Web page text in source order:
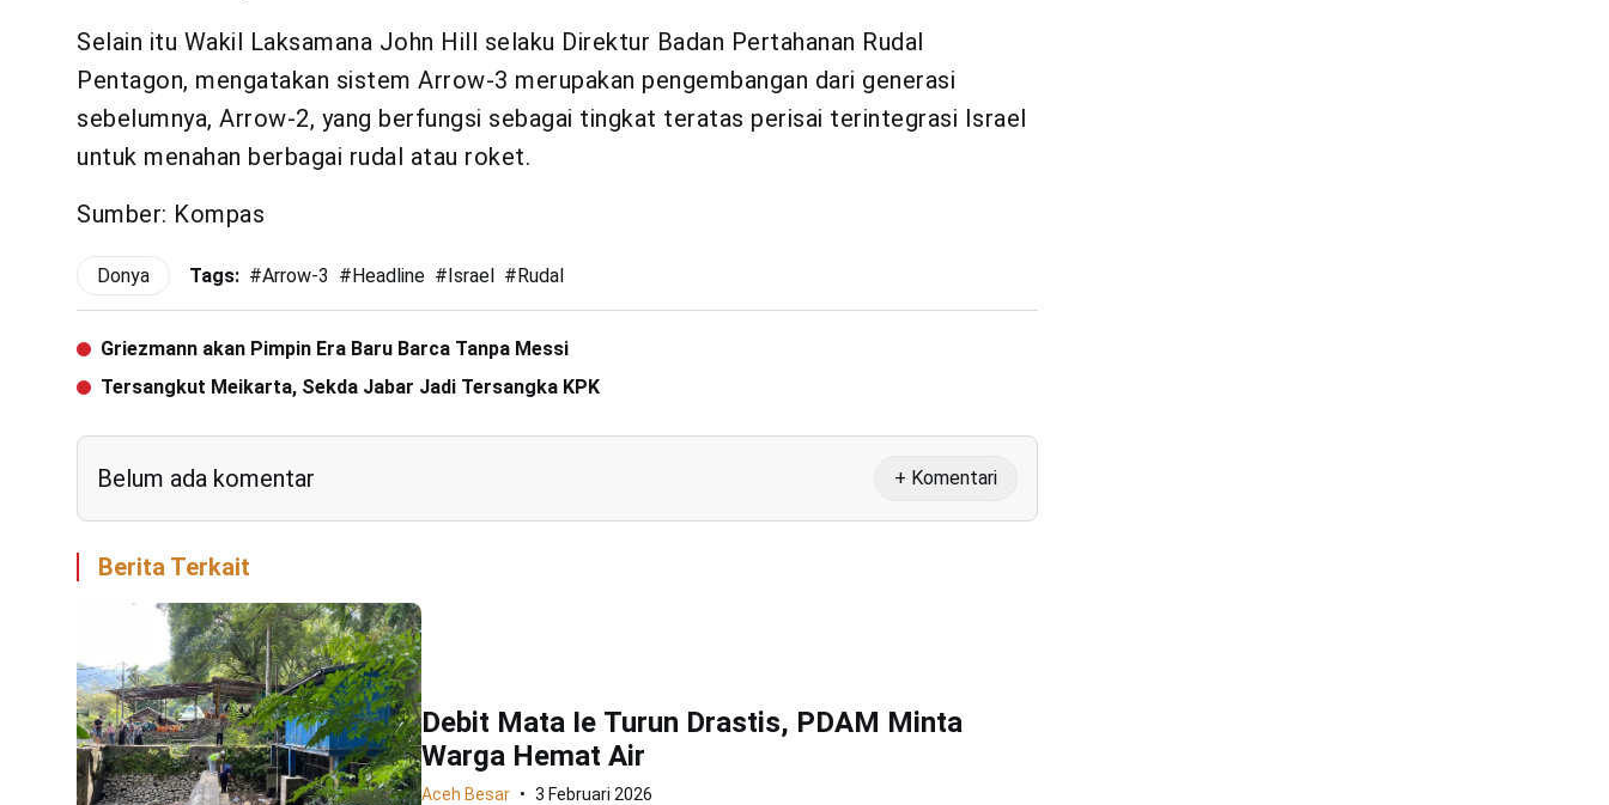
Selain itu Wakil Laksamana John Hill selaku Direktur Badan Pertahanan Rudal
Pentagon, mengatakan sistem Arrow-3 merupakan pengembangan dari generasi
sebelumnya, Arrow-2, yang berfungsi sebagai tingkat teratas perisai terintegrasi Israel
untuk menahan berbagai rudal atau roket.
Sumber: Kompas
Donya Tags: #Arrow-3 #Headline #Israel #Rudal
Griezmann akan Pimpin Era Baru Barca Tanpa Messi
Tersangkut Meikarta, Sekda Jabar Jadi Tersangka KPK
Belum ada komentar + Komentari
Berita Terkait
Debit Mata Ie Turun Drastis, PDAM Minta
Warga Hemat Air
Aceh Besar
3 Februari 2026